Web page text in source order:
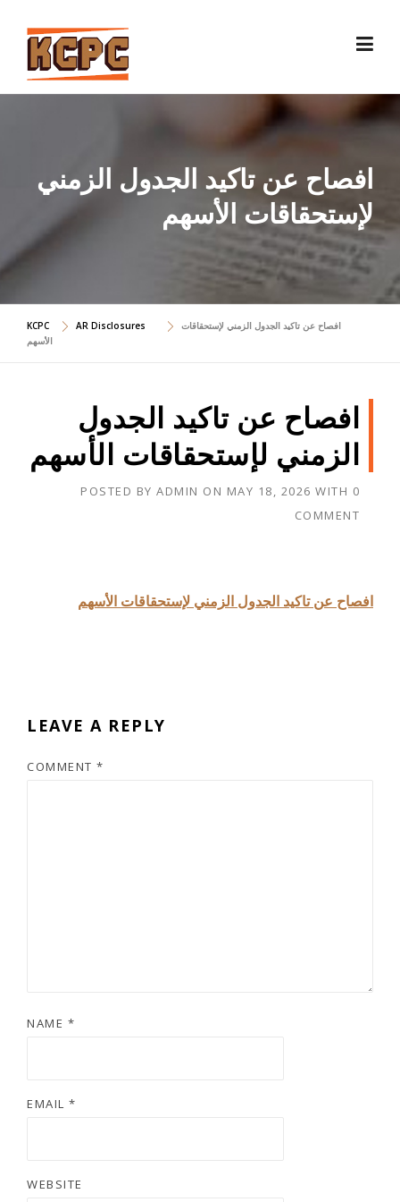
content
افصاح عن تاكيد الجدول الزمني
لإستحقاقات الأسهم
KCPC AR Disclosures
افصاح عن تاكيد الجدول الزمني لإستحقاقات
الأسهم
افصاح عن تاكيد الجدول
الزمني لإستحقاقات الأسهم
POSTED BY ADMIN ON MAY 18, 2026 WITH 0
COMMENT
افصاح عن تاكيد الجدول الزمني لإستحقاقات الأسهم
LEAVE A REPLY
COMMENT *
NAME *
EMAIL *
WEBSITE